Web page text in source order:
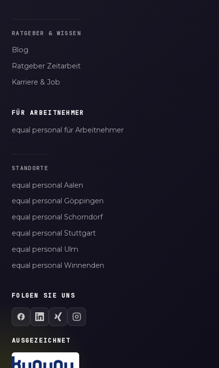
RATGEBER & WISSEN
Blog
Ratgeber Zeitarbeit
Karriere & Job
FÜR ARBEITNEHMER
equal personal für Arbeitnehmer
STANDORTE
equal personal Aalen
equal personal Göppingen
equal personal Schorndorf
equal personal Stuttgart
equal personal Ulm
equal personal Winnenden
FOLGEN SIE UNS
AUSGEZEICHNET